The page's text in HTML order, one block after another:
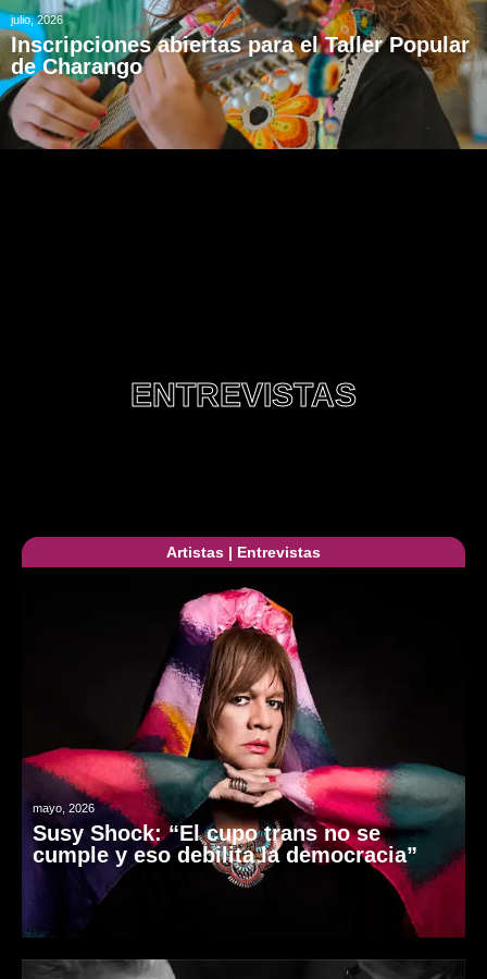
julio, 2026
Inscripciones abiertas para el Taller Popular
de Charango
ENTREVISTAS
Artistas | Entrevistas
mayo, 2026
Susy Shock: “El cupo trans no se
cumple y eso debilita la democracia”